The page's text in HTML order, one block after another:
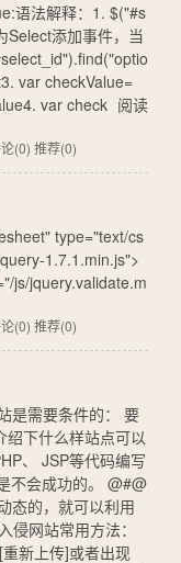
语法解释：1. $("#s
添加事件，当
var checkValue=
var check 阅读
(0) 推荐(0)
type="text/cs
1.7.1.min.js">
js/jquery.validate.m
(0) 推荐(0)
是需要条件的： 要
绍下什么样站点可以
、 JSP等代码编写
不会成功的。 @#@
态的，就可以利用
网站常用方法：
新上传]或者出现